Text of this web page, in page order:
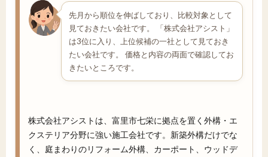
先月から順位を伸ばしており、比較対象として
見ておきたい会社です。 「株式会社アシスト」
は3位に入り、上位候補の一社として見ておき
たい会社です。 価格と内容の両面で確認してお
きたいところです。
株式会社アシストは、富里市七栄に拠点を置く外構・エ
クステリア分野に強い施工会社です。新築外構だけでな
く、庭まわりのリフォーム外構、カーポート、ウッドデ